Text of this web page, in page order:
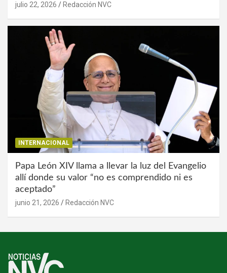
julio 22, 2026 Redacción NVC
INTERNACIONAL
Papa León XIV llama a llevar la luz del Evangelio
allí donde su valor “no es comprendido ni es
aceptado”
junio 21, 2026 Redacción NVC